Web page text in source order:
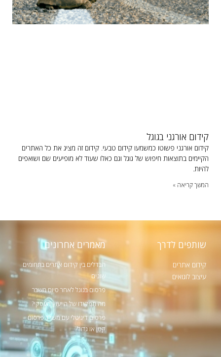
קידום אורגני בגוגל
קידום אורגני פשוטו כמשמעו קידום טבעי. קידום זה מציג את כל האתרים
הקיימים בתוצאות חיפוש של גוגל וגם כאלו שעוד לא מופיעים שם ושואפים
להיות.
המשך קריאה »
שותפים לדרך
קידום אתרים
עיצוב לוגואים
מאמרים אחרונים
הבדלים בין קידום אתרים בתחומים
שונים
פרסום בגוגל לאחר סיום משבר
מה תפקידו של הייעוץ העסקי?
פרסום דיגיטלי עם משרד פרסום –
קטן או גדול?